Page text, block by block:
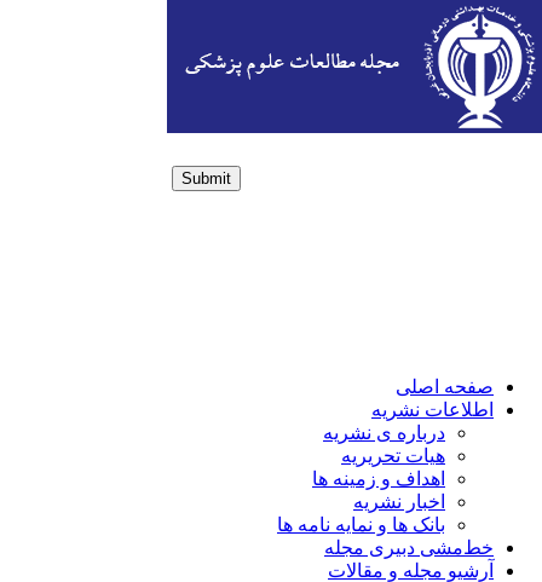
Submit
صفحه اصلی
اطلاعات نشریه
درباره ی نشریه
هیات تحریریه
اهداف و زمینه ها
اخبار نشریه
بانک ها و نمایه نامه ها
خط‌مشی دبیری مجله
آرشیو مجله و مقالات